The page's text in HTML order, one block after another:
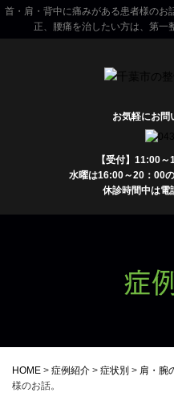
首・肩・背中に痛みがある患者様のお
正、腰痛を治したい方は、第一
お気軽にお問
【受付】11:00
水曜は16:00～20：00
休診時間中は電
症
HOME > 症例紹介 > 症状別 > 肩・腕
様のお話。